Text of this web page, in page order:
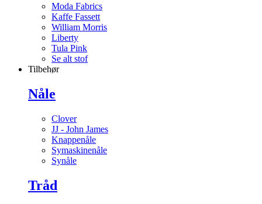
Moda Fabrics
Kaffe Fassett
William Morris
Liberty
Tula Pink
Se alt stof
Tilbehør
Nåle
Clover
JJ - John James
Knappenåle
Symaskinenåle
Synåle
Tråd